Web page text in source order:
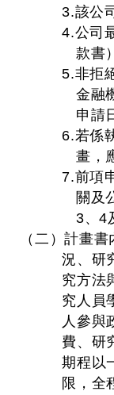
3.該公
4.公司
款書
5.非拒
金融
申請
6.若係
畫，
7.前項
關及
3、4
（二）計畫
況、研
究方法
究人員
人參與
費、研
期程以
限，全